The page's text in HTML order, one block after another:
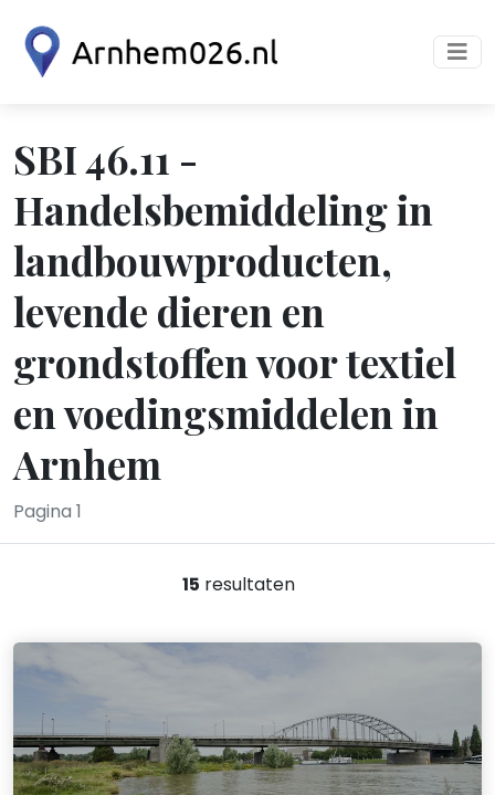
SBI 46.11 -
Handelsbemiddeling in
landbouwproducten,
levende dieren en
grondstoffen voor textiel
en voedingsmiddelen in
Arnhem
Pagina 1
15 resultaten